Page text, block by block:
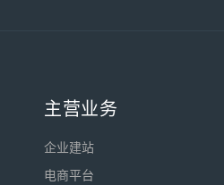
主营业务
企业建站
电商平台